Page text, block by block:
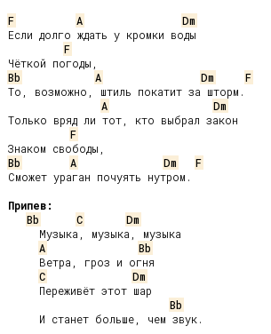
F
A
Dm
Если долго ждать у кромки воды
F
Bb
A Dm
F
То, возможно, штиль покатит за шторм.
A
Dm
Только вряд ли тот, кто выбрал закон
F
Bb
A Dm
F
Сможет ураган почуять нутром.
Припев:
Bb
C
Dm
A
Bb
C
Dm
Bb